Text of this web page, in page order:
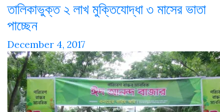
তালিকাভুক্ত ২ লাখ মুক্তিযোদ্ধা ৩ মাসের ভাতা
পাচ্ছেন
December 4, 2017